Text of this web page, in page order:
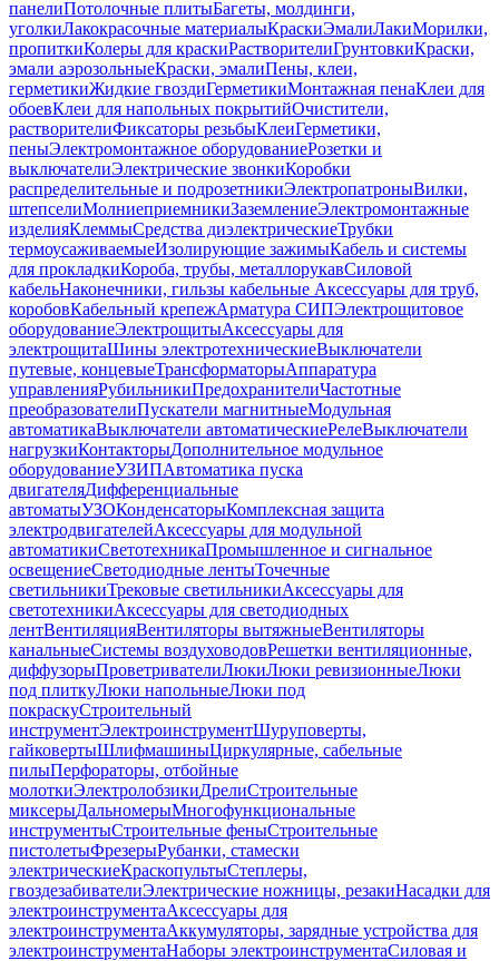
панелиПотолочные плитыБагеты, молдинги,
уголкиЛакокрасочные материалыКраскиЭмалиЛакиМорилки,
пропиткиКолеры для краскиРастворителиГрунтовкиКраски,
эмали аэрозольныеКраски, эмалиПены, клеи,
герметикиЖидкие гвоздиГерметикиМонтажная пенаКлеи для
обоевКлеи для напольных покрытийОчистители,
растворителиФиксаторы резьбыКлеиГерметики,
пеныЭлектромонтажное оборудованиеРозетки и
выключателиЭлектрические звонкиКоробки
распределительные и подрозетникиЭлектропатроныВилки,
штепселиМолниеприемникиЗаземлениеЭлектромонтажные
изделияКлеммыСредства диэлектрическиеТрубки
термоусаживаемыеИзолирующие зажимыКабель и системы
для прокладкиКороба, трубы, металлорукавСиловой
кабельНаконечники, гильзы кабельные Аксессуары для труб,
коробовКабельный крепежАрматура СИПЭлектрощитовое
оборудованиеЭлектрощитыАксессуары для
электрощитаШины электротехническиеВыключатели
путевые, концевыеТрансформаторыАппаратура
управленияРубильникиПредохранителиЧастотные
преобразователиПускатели магнитныеМодульная
автоматикаВыключатели автоматическиеРелеВыключатели
нагрузкиКонтакторыДополнительное модульное
оборудованиеУЗИПАвтоматика пуска
двигателяДифференциальные
автоматыУЗОКонденсаторыКомплексная защита
электродвигателейАксессуары для модульной
автоматикиСветотехникаПромышленное и сигнальное
освещениеСветодиодные лентыТочечные
светильникиТрековые светильникиАксессуары для
светотехникиАксессуары для светодиодных
лентВентиляцияВентиляторы вытяжныеВентиляторы
канальныеСистемы воздуховодовРешетки вентиляционные,
диффузорыПроветривателиЛюкиЛюки ревизионныеЛюки
под плиткуЛюки напольныеЛюки под
покраскуСтроительный
инструментЭлектроинструментШуруповерты,
гайковертыШлифмашиныЦиркулярные, сабельные
пилыПерфораторы, отбойные
молоткиЭлектролобзикиДрелиСтроительные
миксерыДальномерыМногофункциональные
инструментыСтроительные феныСтроительные
пистолетыФрезерыРубанки, стамески
электрическиеКраскопультыСтеплеры,
гвоздезабивателиЭлектрические ножницы, резакиНасадки для
электроинструментаАксессуары для
электроинструментаАккумуляторы, зарядные устройства для
электроинструментаНаборы электроинструментаСиловая и